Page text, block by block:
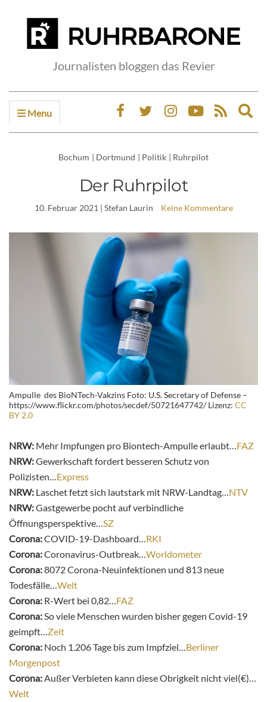
Journalisten bloggen das Revier
Menu
Bochum | Dortmund | Politik | Ruhrpilot
Der Ruhrpilot
10. Februar 2021 | Stefan Laurin Keine Kommentare
Ampulle des BioNTech-Vakzins Foto: U.S. Secretary of Defense –
https://www.flickr.com/photos/secdef/50721647742/ Lizenz: CC
BY 2.0
NRW: Mehr Impfungen pro Biontech-Ampulle erlaubt…FAZ
NRW:Gewerkschaft fordert besseren Schutz von
Polizisten…Express
NRW: Laschet fetzt sich lautstark mit NRW-Landtag…NTV
NRW:Gastgewerbe pocht auf verbindliche
Öffnungsperspektive…SZ
Corona:COVID-19-Dashboard…RKI
Corona:Coronavirus-Outbreak…Worldometer
Corona:8072 Corona-Neuinfektionen und 813 neue
Todesfälle…Welt
Corona: R-Wert bei 0,82…FAZ
Corona:So viele Menschen wurden bisher gegen Covid-19
geimpft…Zeit
Corona: Noch 1.206 Tage bis zum Impfziel…Berliner
Morgenpost
Corona:Außer Verbieten kann diese Obrigkeit nicht viel(€)…
Welt